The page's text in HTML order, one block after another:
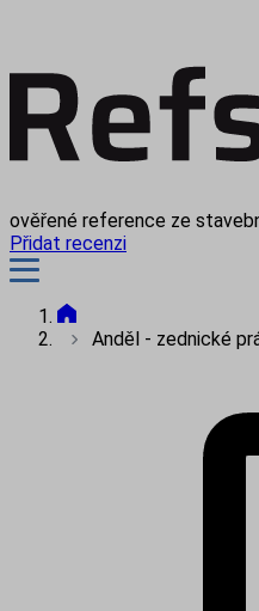
ověřené reference ze
Přidat recenzi
Anděl - zednické